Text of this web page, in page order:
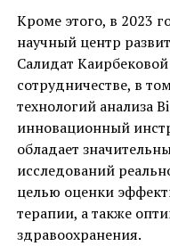
Кроме этого, в 2023
научный центр
Салидат
сотрудничестве, в
технологий анализа
инновационный
обладает
исследований
целью оценки
терапии, а также
здравоохранения.